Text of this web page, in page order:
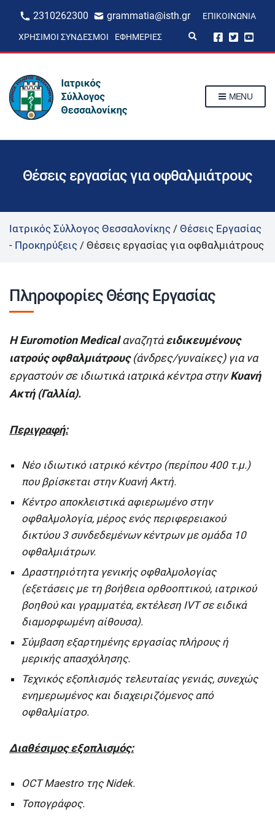
2310262300 grammatia@isth.gr ΕΠΙΚΟΙΝΩΝΊΑ
ΧΡΉΣΙΜΟΙ ΣΎΝΔΕΣΜΟΙ ΕΦΗΜΕΡΊΕΣ
p
m
MENU
Θέσεις εργασίας για οφθαλμιάτρους
Ιατρικός Σύλλογος Θεσσαλονίκης / Θέσεις Εργασίας
- Προκηρύξεις / Θέσεις εργασίας για οφθαλμιάτρους
Πληροφορίες Θέσης Εργασίας
Η Euromotion Medicalαναζητάειδικευμένους
ιατρούς οφθαλμιάτρους(άνδρες/γυναίκες) για να
εργαστούν σε ιδιωτικά ιατρικά κέντρα στηνΚυανή
Ακτή (Γαλλία).
Περιγραφή:
Νέο ιδιωτικό ιατρικό κέντρο (περίπου 400 τ.μ.)
που βρίσκεται στην Κυανή Ακτή.
Κέντρο αποκλειστικά αφιερωμένο στην
οφθαλμολογία, μέρος ενός περιφερειακού
δικτύου 3 συνδεδεμένων κέντρων με ομάδα 10
οφθαλμιάτρων.
Δραστηριότητα γενικής οφθαλμολογίας
(εξετάσεις με τη βοήθεια ορθοοπτικού, ιατρικού
βοηθού και γραμματέα, εκτέλεση IVT σε ειδικά
διαμορφωμένη αίθουσα).
Σύμβαση εξαρτημένης εργασίας πλήρους ή
μερικής απασχόλησης.
Τεχνικός εξοπλισμός τελευταίας γενιάς, συνεχώς
ενημερωμένος και διαχειριζόμενος από
οφθαλμίατρο.
Διαθέσιμος εξοπλισμός:
OCT Maestro της Nidek.
Τοπογράφος.